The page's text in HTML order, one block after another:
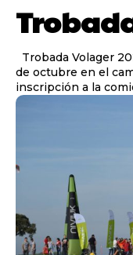
de octubre en el campo de
inscripción a la